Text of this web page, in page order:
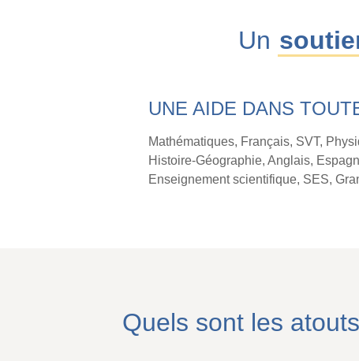
Un
UNE AIDE DANS
Mathématiques, Français, SVT,
Histoire-Géographie, Anglais,
Enseignement scientifique, SES,
Quels sont les